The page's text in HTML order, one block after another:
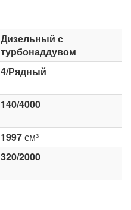
Дизельный с
турбонаддувом
4/Рядный
140/4000
1997см³
320/2000